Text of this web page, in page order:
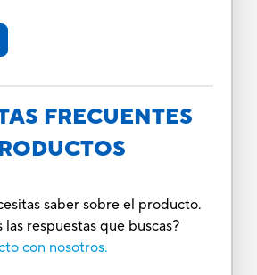
FRECUENTES
saber sobre el producto.
respuestas que buscas?
con nosotros.